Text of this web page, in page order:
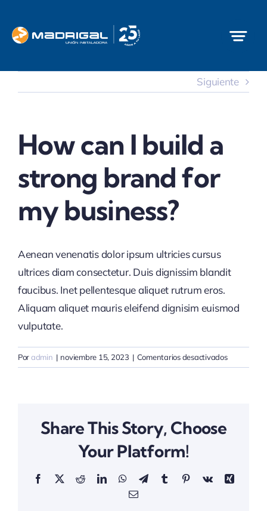
contenido
Siguiente
How can I build a
strong brand for
my business?
Aenean venenatis dolor ipsum ultricies cursus
ultrices diam consectetur. Duis dignissim blandit
faucibus. Inet pellentesque aliquet rutrum eros.
Aliquam aliquet mauris eleifend dignisim euismod
vulputate.
Poradmin | noviembre 15, 2023 | Comentarios desactivadosen
How
my
Share This Story, Choose
Your Platform!
Facebook
X RedditLinkedInWhatsApp
TelegramTumblrPinterestVk
Xing
Correo